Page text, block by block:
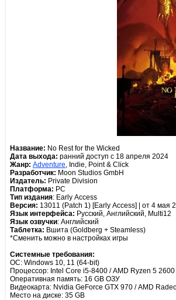
Название: No Rest for the Wicked
Дата выхода: ранний доступ с 18 апреля 2024
Жанр: Adventure, Indie, Point & Click
Разработчик: Moon Studios GmbH
Издатель: Private Division
Платформа: PC
Тип издания: Early Access
Версия: 13011 (Patch 1) [Early Access] | от 4 мая
Язык интерфейса: Русский, Английский, Multi12
Язык озвучки: Английский
Таблетка: Вшита (Goldberg + Steamless)
*Сменить можно в настройках игры
Системные требования:
ОС: Windows 10, 11 (64-bit)
Процессор: Intel Core i5-8400 / AMD Ryzen 5 2600
Оперативная память: 16 GB ОЗУ
Видеокарта: Nvidia GeForce GTX 970 / AMD
Место на диске: 35 GB